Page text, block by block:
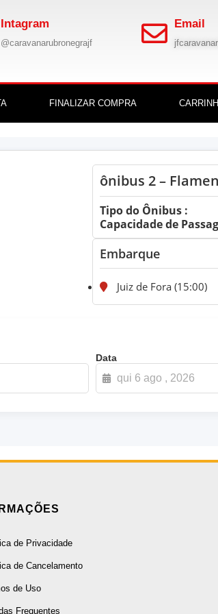
Intagram
@caravanarubronegrajf
Email
FINALIZAR COMPRA
ônibus 2 –
Tipo do Ônibus :
Capacidade de
Embarque
Juiz de Fora (15:00)
Data
de Privacidade
de Cancelamento
de Uso
Frequentes